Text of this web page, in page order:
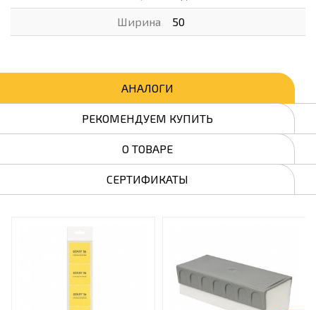
Ширина 50
АНАЛОГИ
РЕКОМЕНДУЕМ КУПИТЬ
О ТОВАРЕ
СЕРТИФИКАТЫ